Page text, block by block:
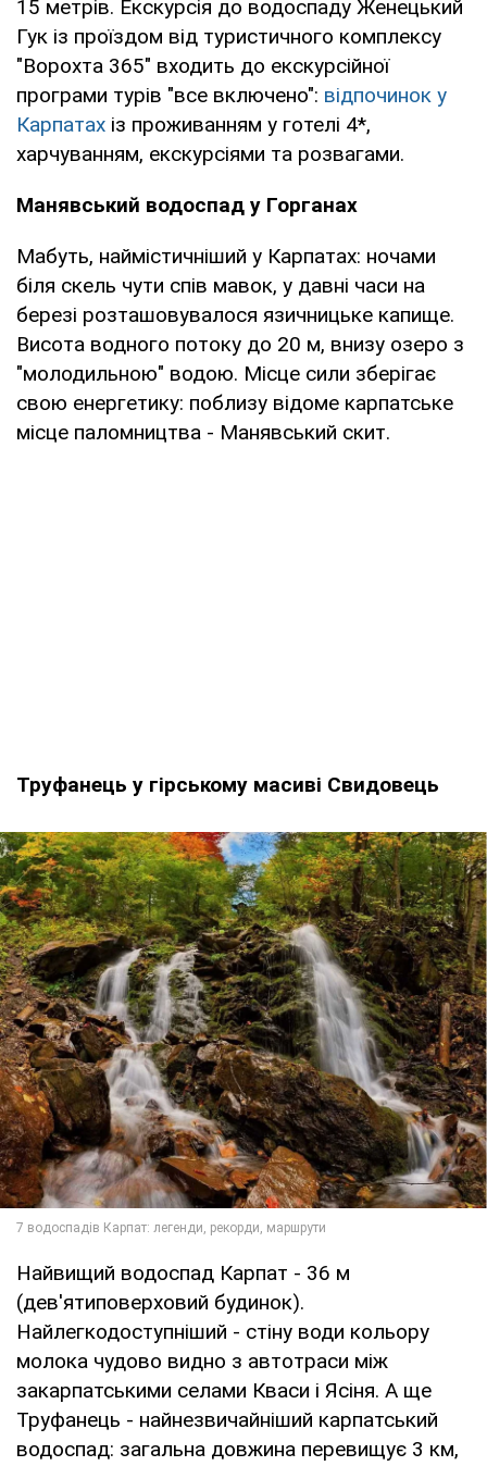
15 метрів. Екскурсія до водоспаду Женецький
Гук із проїздом від туристичного комплексу
"Ворохта 365" входить до екскурсійної
програми турів "все включено": відпочинок у
Карпатах із проживанням у готелі 4*,
харчуванням, екскурсіями та розвагами.
Манявський водоспад у Горганах
Мабуть, наймістичніший у Карпатах: ночами
біля скель чути спів мавок, у давні часи на
березі розташовувалося язичницьке капище.
Висота водного потоку до 20 м, внизу озеро з
"молодильною" водою. Місце сили зберігає
свою енергетику: поблизу відоме карпатське
місце паломництва - Манявський скит.
Труфанець у гірському масиві Свидовець
Найвищий водоспад Карпат - 36 м
(дев'ятиповерховий будинок).
Найлегкодоступніший - стіну води кольору
молока чудово видно з автотраси між
закарпатськими селами Кваси і Ясіня. А ще
Труфанець - найнезвичайніший карпатський
водоспад: загальна довжина перевищує 3 км,